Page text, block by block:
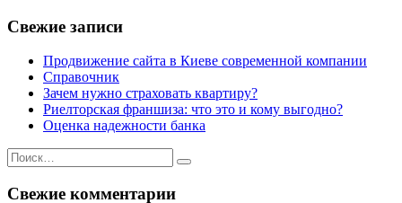
Свежие записи
Продвижение сайта в Киеве современной компании
Справочник
Зачем нужно страховать квартиру?
Риелторская франшиза: что это и кому выгодно?
Оценка надежности банка
Искать:
Поиск
Свежие комментарии